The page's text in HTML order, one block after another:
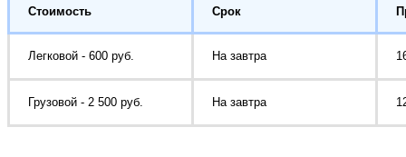
Стоимость Срок
Легковой - 600 руб. На завтра
Грузовой - 2 500 руб. На завтра